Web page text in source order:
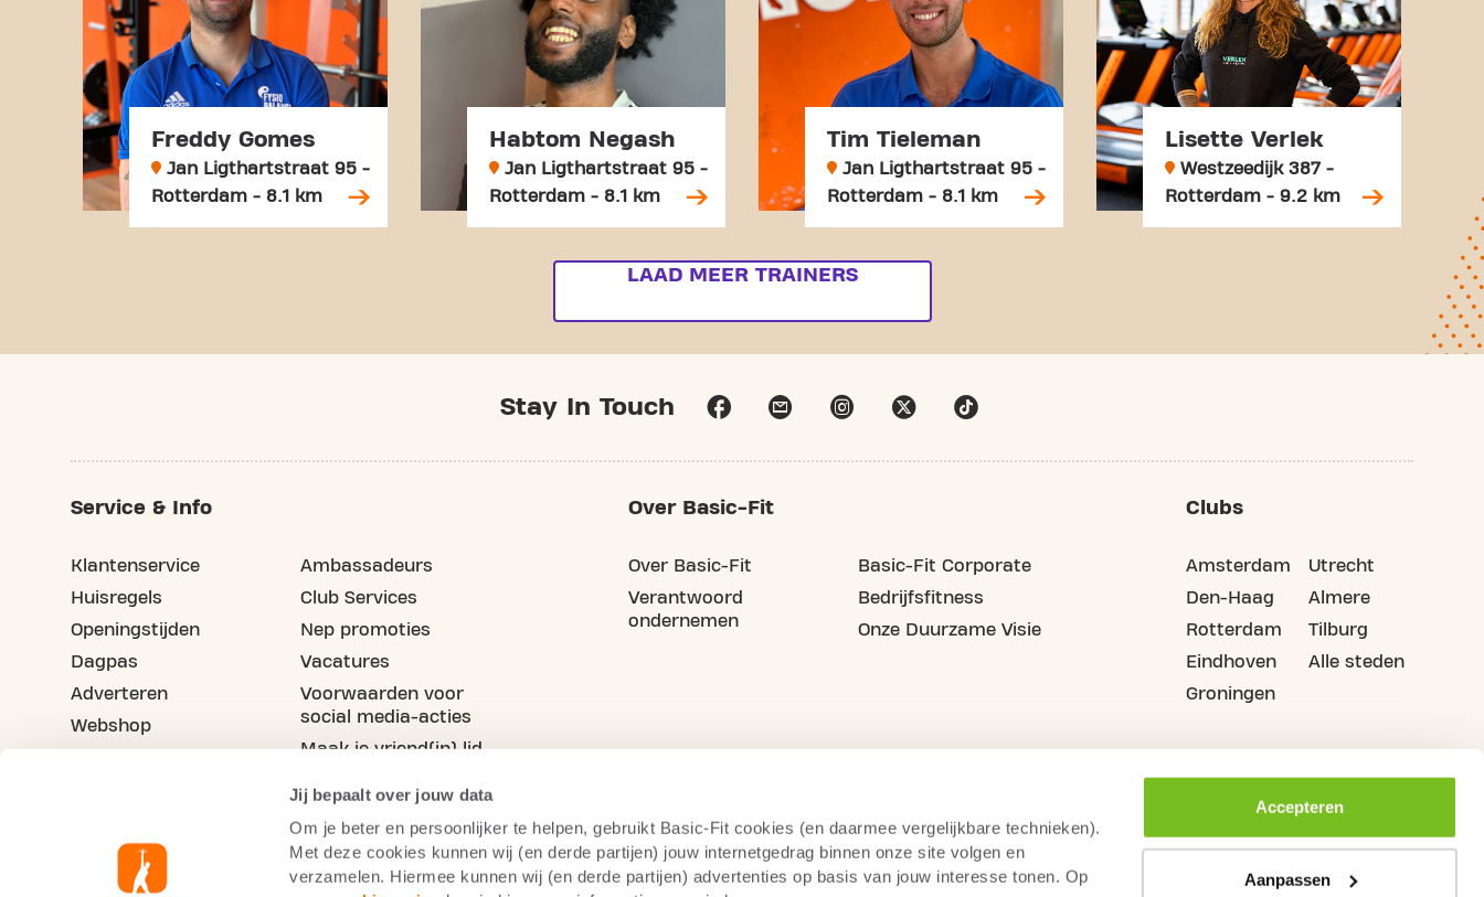
Jij bepaalt over jouw data
Om je beter en persoonlijker te helpen, gebruikt Basic-Fit cookies (en daarmee vergelijkbare technieken).
Met deze cookies kunnen wij (en derde partijen) jouw internetgedrag binnen onze site volgen en
verzamelen. Hiermee kunnen wij (en derde partijen) advertenties op basis van jouw interesse tonen. Op
Accepteren
Aanpassen
Freddy Gomes
Jan Ligthartstraat 95 -
Rotterdam - 8.1 km
Habtom Negash
Jan Ligthartstraat 95 -
Rotterdam - 8.1 km
Tim Tieleman
Jan Ligthartstraat 95 -
Rotterdam - 8.1 km
Lisette Verlek
Westzeedijk 387 -
Rotterdam - 9.2 km
LAAD MEER TRAINERS
Stay In Touch
Service & Info
Klantenservice
Huisregels
Openingstijden
Dagpas
Adverteren
Webshop
Ambassadeurs
Club Services
Nep promoties
Vacatures
Voorwaarden voor
social media-acties
Maak je vriend(in) lid
Over Basic-Fit
Over Basic-Fit
Verantwoord
ondernemen
Basic-Fit Corporate
Bedrijfsfitness
Onze Duurzame Visie
Clubs
Amsterdam
Den-Haag
Rotterdam
Eindhoven
Groningen
Utrecht
Almere
Tilburg
Alle steden